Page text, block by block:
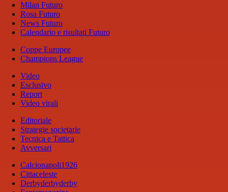
Milan Futuro
Rosa Futuro
News Futuro
Calendario e risultati Futuro
Coppe Europee
Champions League
Video
Esclusivo
Report
Video virali
Editoriale
Strategie societarie
Tecnica e Tattica
Avversari
Calcionapoli1926
Cittaceleste
Derbyderbyderby